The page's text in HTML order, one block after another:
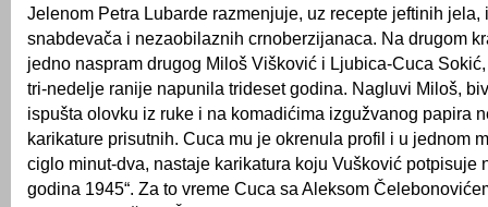
Jelenom Petra Lubarde razmenjuje, uz recepte jeftinih jela,
snabdevača i nezaobilaznih crnoberzijanaca. Na drugom
jedno naspram drugog Miloš Višković i Ljubica-Cuca
tri-nedelje ranije napunila trideset godina. Nagluvi Miloš,
ispušta olovku iz ruke i na komadićima izgužvanog papira
karikature prisutnih. Cuca mu je okrenula profil i u jednom
ciglo minut-dva, nastaje karikatura koju Vušković potpisuje
godina 1945“. Za to vreme Cuca sa Aleksom